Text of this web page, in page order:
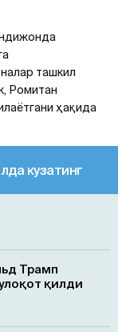
ташкил
Ромитан
ҳақида
кузатинг
Трамп
қилди